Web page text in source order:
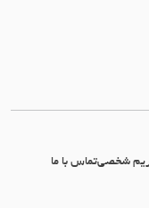
تلگرام
جاما در آپارات
شخصیتماس با ما